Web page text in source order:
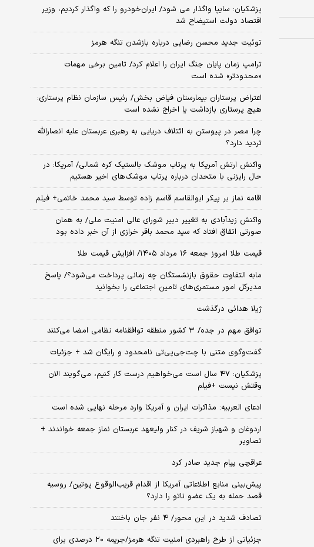
پزشکیان: سایپا واگذار می شود/ ایران‌خودرو را که واگذار کردیم، وزیر
اقتصاد دولت استیضاح شد
توئیت جدید محسن رضایی درباره بازشدن تنگه هرمز
ترامپ زمان پایان جنگ ایران را اعلام کرد/ تامین برخی مهمات
«محدودتر» شده است
اعتراض پرستاران بیمارستان فیاض بخش/ رئیس سازمان نظام پرستاری:
هیچ پرستاری بازداشت یا اخراج نشده است
چرا مصر در پیوستن به ائتلاف دریایی به رهبری عربستان علیه انصارالله
تردید دارد؟
واکنش ارتش آمریکا به پرتاب موشک بالستیک کره شمالی/ آمریکا: در
حال رایزنی با متحدان درباره پرتاب موشک‌های اخیر هستیم
اقامه نماز بر پیکر ابوالقاسم قاسم زاده توسط سید محمد خاتمی+ فیلم
واکنش زیدآبادی به تغییر دبیر شورای عالی امنیت ملی/ به همان
صورتی اتفاق افتاد که سید محمد باقر خرازی از آن خبر داده بود
قیمت طلا امروز جمعه ۱۶ مرداد ۱۴۰۵/ افزایش قیمت طلا
مابه التفاوت حقوق بازنشستگان چه زمانی پرداخت می‌شود؟/ پاسخ
مدیرکل امور مستمری‌های تامین اجتماعی را بخوانید
ژیلا هدائی درگذشت
توافق مهم در جده/ ۳ کشور منطقه توافقنامه نظامی امضا می‌کنند
گفت‌وگوی متنی با چت‌جی‌پی‌تی نامحدود و رایگان شد + جزئیات
پزشکیان: ۴۷ سال است می‌خواهیم درست کار کنیم، می‌گویند الان
وقتش نیست +فیلم
ادعای العربیه: مذاکرات ایران و آمریکا وارد مرحله نهایی شده است
اردوغان و شهباز شریف در کنار ولیعهد عربستان نماز جمعه خواندند +
تصاویر
عراقچی پیام جدید صادر کرد
پیش‌بینی منابع اطلاعاتی آمریکا از اقدام قریب‌الوقوع پوتین/ روسیه
قصد حمله به یک عضو ناتو را دارد؟
تصادف شدید در این محور/ ۴ نفر جان باختند
جزئیاتی از طرح راهبردی امنیت تنگه هرمز/جریمه ۲۰ درصدی برای